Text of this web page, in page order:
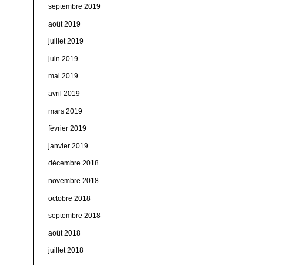
septembre 2019
août 2019
juillet 2019
juin 2019
mai 2019
avril 2019
mars 2019
février 2019
janvier 2019
décembre 2018
novembre 2018
octobre 2018
septembre 2018
août 2018
juillet 2018